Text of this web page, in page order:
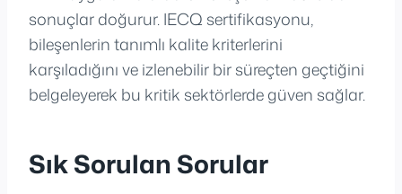
sonuçlar doğurur. IECQ sertifikasyonu,
bileşenlerin tanımlı kalite kriterlerini
karşıladığını ve izlenebilir bir süreçten geçtiğini
belgeleyerek bu kritik sektörlerde güven sağlar.
Sık Sorulan Sorular